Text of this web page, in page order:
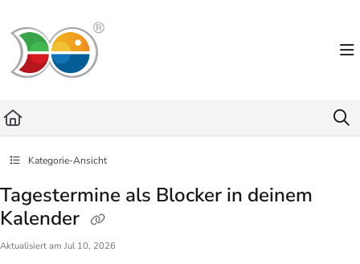
Fetch the complete documentation index at:
Use this file to discover all available pages before exploring further.
Kategorie-Ansicht
Tagestermine als Blocker in deinem
Kalender
Aktualisiert am Jul 10, 2026